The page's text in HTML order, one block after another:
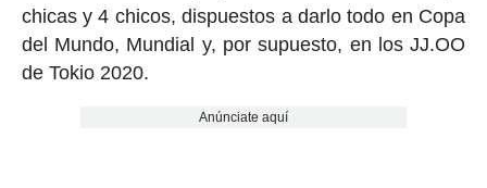
chicas y 4 chicos, dispuestos a darlo todo en Copa
del Mundo, Mundial y, por supuesto, en los JJ.OO
de Tokio 2020.
Anúnciate aquí